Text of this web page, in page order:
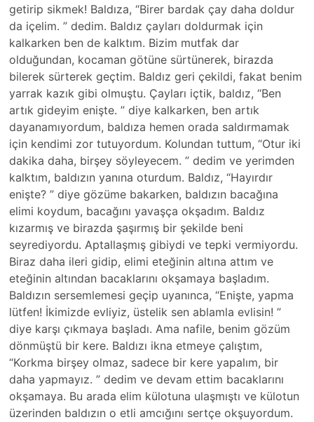
getirip sikmek! Baldıza, “Birer bardak çay daha doldur
da içelim. ” dedim. Baldız çayları doldurmak için
kalkarken ben de kalktım. Bizim mutfak dar
olduğundan, kocaman götüne sürtünerek, birazda
bilerek sürterek geçtim. Baldız geri çekildi, fakat benim
yarrak kazık gibi olmuştu. Çayları içtik, baldız, “Ben
artık gideyim enişte. ” diye kalkarken, ben artık
dayanamıyordum, baldıza hemen orada saldırmamak
için kendimi zor tutuyordum. Kolundan tuttum, “Otur iki
dakika daha, birşey söyleyecem. ” dedim ve yerimden
kalktım, baldızın yanına oturdum. Baldız, “Hayırdır
enişte? ” diye gözüme bakarken, baldızın bacağına
elimi koydum, bacağını yavaşça okşadım. Baldız
kızarmış ve birazda şaşırmış bir şekilde beni
seyrediyordu. Aptallaşmış gibiydi ve tepki vermiyordu.
Biraz daha ileri gidip, elimi eteğinin altına attım ve
eteğinin altından bacaklarını okşamaya başladım.
Baldızın sersemlemesi geçip uyanınca, “Enişte, yapma
lütfen! İkimizde evliyiz, üstelik sen ablamla evlisin! ”
diye karşı çıkmaya başladı. Ama nafile, benim gözüm
dönmüştü bir kere. Baldızı ikna etmeye çalıştım,
“Korkma birşey olmaz, sadece bir kere yapalım, bir
daha yapmayız. ” dedim ve devam ettim bacaklarını
okşamaya. Bu arada elim külotuna ulaşmıştı ve külotun
üzerinden baldızın o etli amcığını sertçe okşuyordum.